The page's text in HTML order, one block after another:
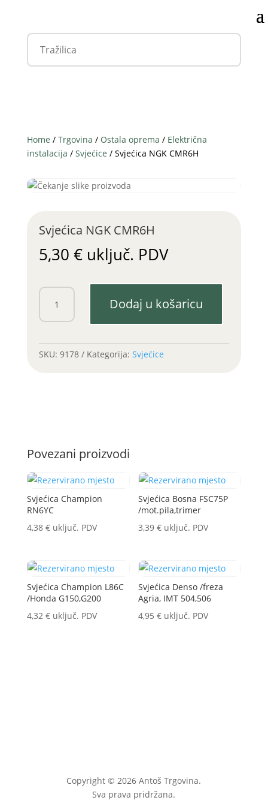
Home / Trgovina / Ostala oprema / Električna
instalacija / Svjećice / Svjećica NGK CMR6H
Svjećica NGK CMR6H
5,30 € uključ. PDV
Svjećica
NGK
CMR6H
Dodaj u košaricu
SKU: 9178 Kategorija: Svjećice
Povezani proizvodi
Svjećica Champion
RN6YC
4,38 € uključ. PDV
Svjećica Bosna FSC75P
/mot.pila,trimer
3,39€ uključ. PDV
Svjećica Champion L86C
/Honda G150,G200
4,32 € uključ. PDV
Svjećica Denso /freza
Agria, IMT 504,506
4,95€ uključ. PDV
Copyright © 2026 Antoš Trgovina.
Sva prava pridržana.